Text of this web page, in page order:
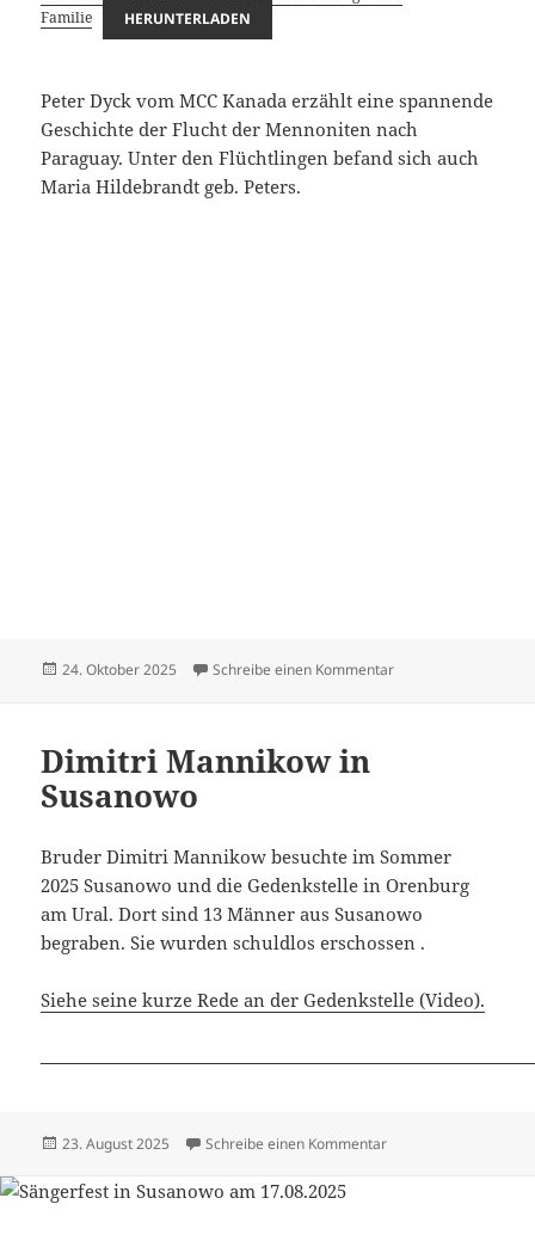
Familie
HERUNTERLADEN
Peter Dyck vom MCC Kanada erzählt eine spannende
Geschichte der Flucht der Mennoniten nach
Paraguay. Unter den Flüchtlingen befand sich auch
Maria Hildebrandt geb. Peters.
Veröffentlicht
24. Oktober 2025 Schreibe einen Kommentarzu Hildebrandt
Dimitri Mannikow in
Susanowo
Bruder Dimitri Mannikow besuchte im Sommer
2025 Susanowo und die Gedenkstelle in Orenburg
am Ural. Dort sind 13 Männer aus Susanowo
begraben. Sie wurden schuldlos erschossen .
Siehe seine kurze Rede an der Gedenkstelle (Video).
Veröffentlicht
23. August 2025 Schreibe einen Kommentarzu Dimitri Mannikow